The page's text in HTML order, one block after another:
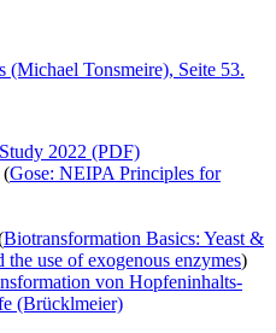
(Michael Tonsmeire), Seite 53.
2022 (PDF)
(Gose: NEIPA Principles for
Biotransformation Basics: Yeast &
use of exogenous enzymes)
von Hop­fen­in­halts­
(Brücklmeier)